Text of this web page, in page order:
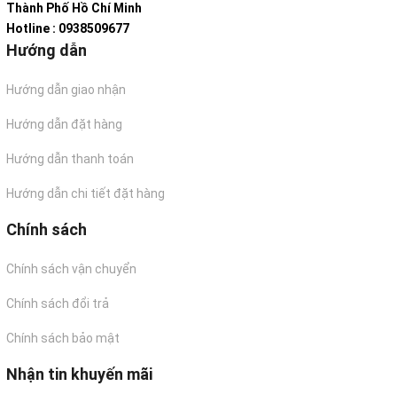
Thành Phố Hồ Chí Minh
Hotline : 0938509677
Hướng dẫn
Hướng dẫn giao nhận
Hướng dẫn đặt hàng
Hướng dẫn thanh toán
Hướng dẫn chi tiết đặt hàng
Chính sách
Chính sách vận chuyển
Chính sách đổi trả
Chính sách bảo mật
Nhận tin khuyến mãi